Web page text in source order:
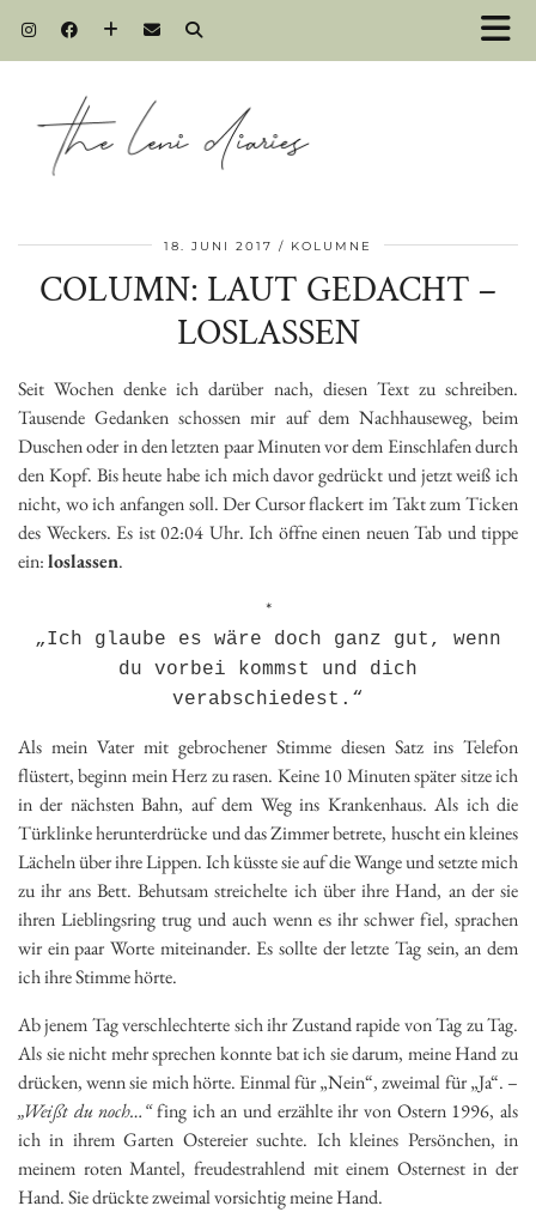
18. JUNI 2017 KOLUMNE
COLUMN: LAUT GEDACHT –
LOSLASSEN
Seit Wochen denke ich darüber nach, diesen Text zu schreiben.
Tausende Gedanken schossen mir auf dem Nachhauseweg, beim
Duschen oder in den letzten paar Minuten vor dem Einschlafen durch
den Kopf. Bis heute habe ich mich davor gedrückt und jetzt weiß ich
nicht, wo ich anfangen soll. Der Cursor flackert im Takt zum Ticken
des Weckers. Es ist 02:04 Uhr. Ich öffne einen neuen Tab und tippe
ein:loslassen.
*
„Ich glaube es wäre doch ganz gut, wenn
du vorbei kommst und dich
verabschiedest.“
Als mein Vater mit gebrochener Stimme diesen Satz ins Telefon
flüstert, beginn mein Herz zu rasen. Keine 10 Minuten später sitze ich
in der nächsten Bahn, auf dem Weg ins Krankenhaus. Als ich die
Türklinke herunterdrücke und das Zimmer betrete, huscht ein kleines
Lächeln über ihre Lippen. Ich küsste sie auf die Wange und setzte mich
zu ihr ans Bett. Behutsam streichelte ich über ihre Hand, an der sie
ihren Lieblingsring trug und auch wenn es ihr schwer fiel, sprachen
wir ein paar Worte miteinander. Es sollte der letzte Tag sein, an dem
ich ihre Stimme hörte.
Ab jenem Tag verschlechterte sich ihr Zustand rapide von Tag zu Tag.
Als sie nicht mehr sprechen konnte bat ich sie darum, meine Hand zu
drücken, wenn sie mich hörte. Einmal für „Nein“, zweimal für „Ja“. –
„Weißt du noch…“fing ich an und erzählte ihr von Ostern 1996, als
ich in ihrem Garten Ostereier suchte. Ich kleines Persönchen, in
meinem roten Mantel, freudestrahlend mit einem Osternest in der
Hand. Sie drückte zweimal vorsichtig meine Hand.